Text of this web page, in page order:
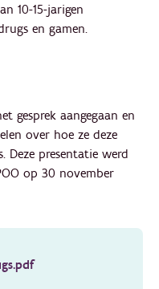
10-15-jarigen
en gamen.
gesprek aangegaan en
over hoe ze deze
Deze presentatie werd
op 30 november